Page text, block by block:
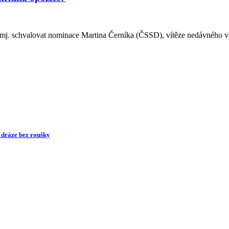
schvalovat nominace Martina Černíka (ČSSD), vítěze nedávného
bez roušky